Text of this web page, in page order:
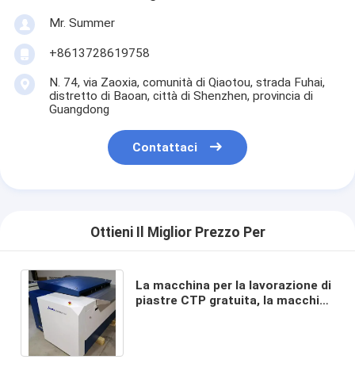
Mr. Summer
+8613728619758
N. 74, via Zaoxia, comunità di Qiaotou, strada Fuhai,
distretto di Baoan, città di Shenzhen, provincia di
Guangdong
Contattaci
Ottieni Il Miglior Prezzo Per
La macchina per la lavorazione di
piastre CTP gratuita, la macchina